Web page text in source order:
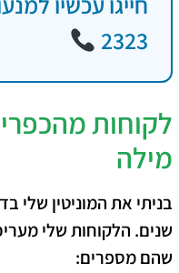
2323
לקוחות
מילה
בניתי את המוניטין שלי
שנים. הלקוחות שלי
שהם מספרים: